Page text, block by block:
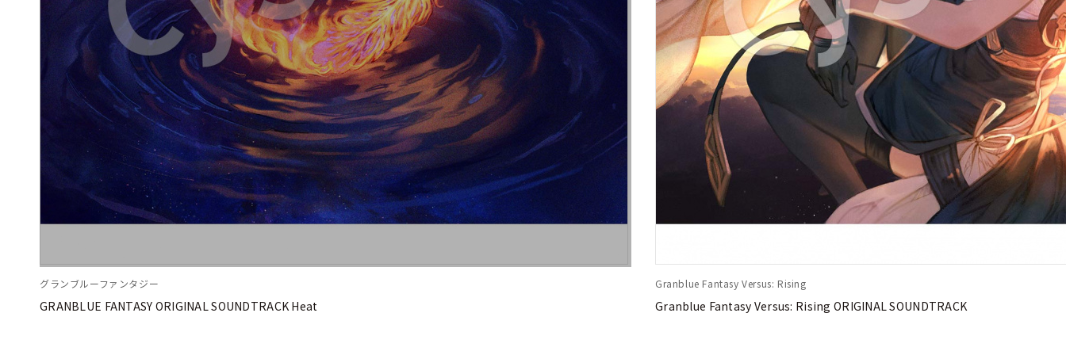
グランブルーファンタジー
GRANBLUE FANTASY ORIGINAL SOUNDTRACK Heat
Granblue Fantasy Versus: Rising
Granblue Fantasy Versus: Rising ORIGINAL SOUNDTRACK